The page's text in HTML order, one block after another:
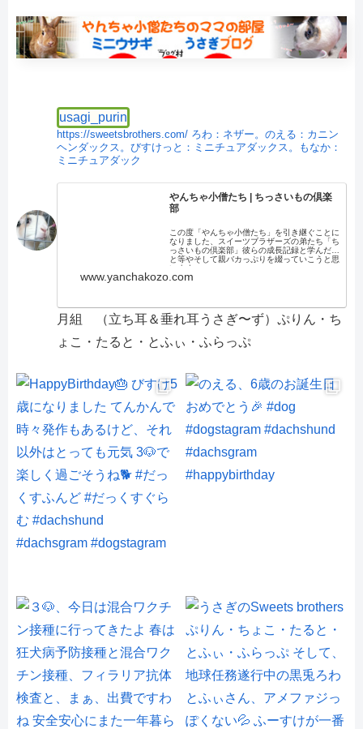
usagi_purin
https://sweetsbrothers.com/ ろわ：ネザー。のえる：カニン
ヘンダックス。びすけっと：ミニチュアダックス。もなか：
ミニチュアダック
やんちゃ小僧たち | ちっさいもの倶楽
部
この度「やんちゃ小僧たち」を引き継ぐことに
なりました、スイーツブラザーズの弟たち「ち
っさいもの倶楽部」彼らの成長記録と学んだこ
と等やそして親バカっぷりを綴っていこうと思
います。
www.yanchakozo.com
月組 （立ち耳＆垂れ耳うさぎ〜ず）ぷりん・ち
ょこ・たると・とふぃ・ふらっぷ